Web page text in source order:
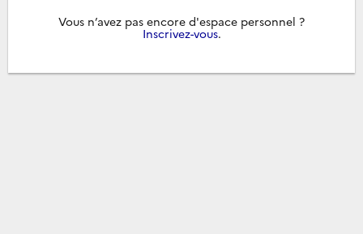
Vous n’avez pas encore d'espace personnel ?
Inscrivez-vous.